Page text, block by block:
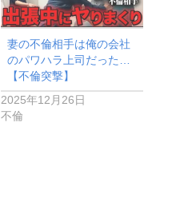
妻の不倫相手は俺の会社
のパワハラ上司だった…
【不倫突撃】
2025年12月26日
不倫